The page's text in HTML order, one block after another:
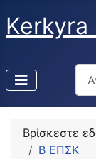
Βρίσκεστε
Β ΕΠΣΚ